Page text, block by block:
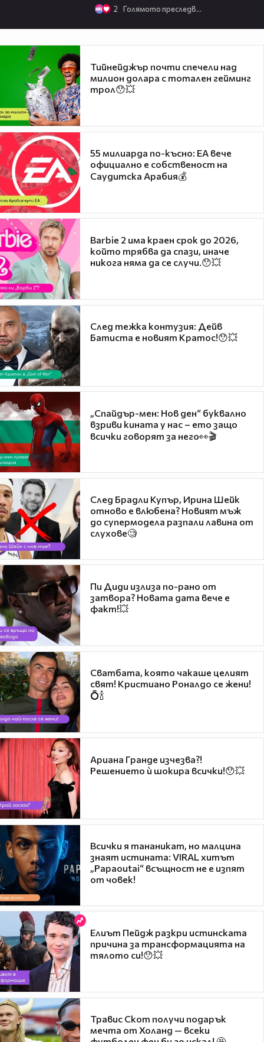
2 Голямото преследване
Тийнейджър почти спечели над
милион долара с тотален гейминг
трол😯💥
55 милиарда по-късно: EA вече
официално е собственост на
Саудитска Арабия💰
Barbie 2 има краен срок до 2026,
който трябва да спази, иначе
никога няма да се случи.😯💥
След тежка контузия: Дейв
Батиста е новият Кратос!😯💥
„Спайдър-мен: Нов ден“ буквално
взриви кината у нас – ето защо
всички говорят за него👀🎬
След Брадли Купър, Ирина Шейк
отново е влюбена? Новият мъж
до супермодела разпали лавина от
слухове🧐
Пи Диди излиза по-рано от
затвора? Новата дата вече е
факт!💥
Сватбата, която чакаше целият
свят! Кристиано Роналдо се жени!
💍🍾
Ариана Гранде изчезва?!
Решението ѝ шокира всички!😯💥
Всички я тананикат, но малцина
знаят истината: VIRAL хитът
„Papaoutai“ всъщност не е изпят
от човек!
Елиът Пейдж разкри истинската
причина за трансформацията на
тялото си!😯💥
Травис Скот получи подарък
мечта от Холанд — всеки